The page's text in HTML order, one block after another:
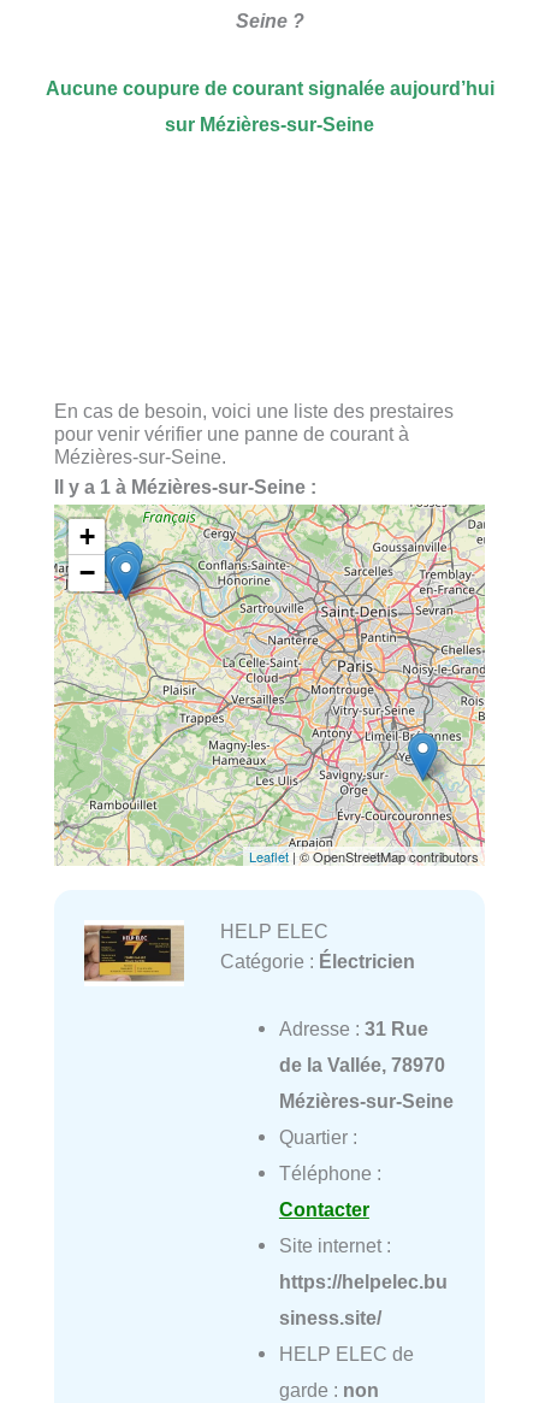
Seine ?
Aucune coupure de courant signalée aujourd’hui
sur Mézières-sur-Seine
En cas de besoin, voici une liste des prestaires
pour venir vérifier une panne de courant à
Mézières-sur-Seine.
Il y a 1 à Mézières-sur-Seine :
+
−
Leaflet | © OpenStreetMap contributors
HELP ELEC
Catégorie : Électricien
Adresse : 31 Rue
de la Vallée, 78970
Mézières-sur-Seine
Quartier :
Téléphone :
Contacter
Site internet :
https://helpelec.bu
siness.site/
HELP ELEC de
garde : non